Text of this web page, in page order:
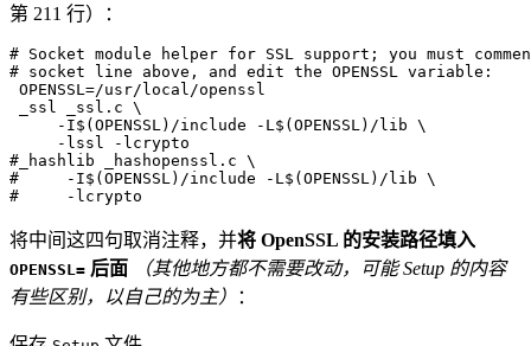
第 211 行）：
# Socket module helper for SSL support; you must
# socket line above, and edit the OPENSSL variable:
OPENSSL=/usr/local/openssl
_ssl _ssl.c \
     -I
$( OPENSSL) /include -L$( OPENSSL) /lib \
-lssl
-lcrypto
#_hashlib _hashopenssl.c \
#     -I$(OPENSSL)/include -L$(OPENSSL)/lib \
#     -lcrypto
将中间这四句取消注释，并将 OpenSSL 的安装路径填入
OPENSSL= 后面
（其他地方都不需要改动，可能 Setup 的内容
有些区别，以自己的为主）
：